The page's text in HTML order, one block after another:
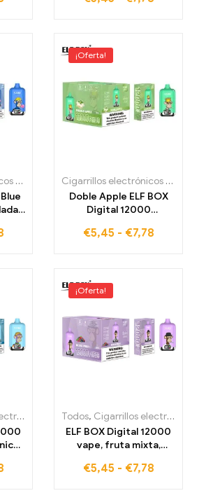
Cigarrillos electrónicos desechables ,Cigarrillos electrónicos
de
¡Oferta!
Cigarrillos electrónicos desechables
Doble Apple ELF BOX
Digital 12000
cigarrillo electrónico
€5,45 - €7,78
,Cigarrillos
¡Oferta!
Todos, Cigarrillos electrónicos desechables
ELF BOX Digital 12000
vape, fruta mixta,
precio de fábrica
€5,45 - €7,78